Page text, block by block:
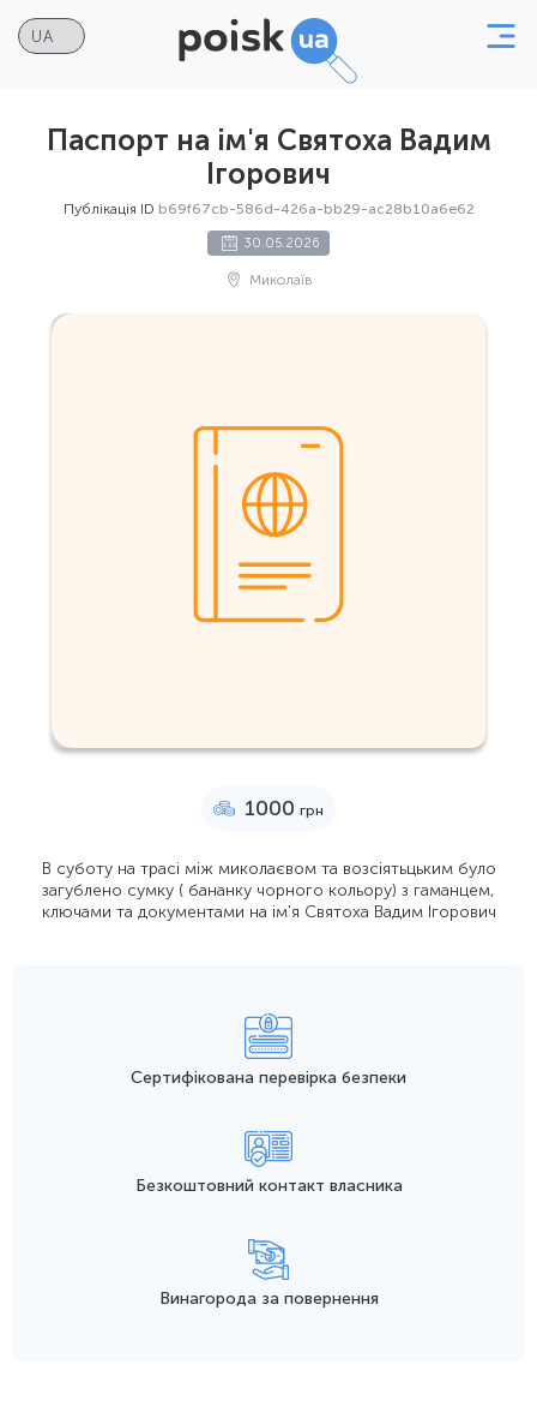
Паспорт на ім'я Святоха Вадим
Ігорович
Публікація ID b69f67cb-586d-426a-bb29-ac28b10a6e62
30.05.2026
Миколаїв
1000 грн
В суботу на трасі між миколаєвом та возсіятьцьким було
загублено сумку ( бананку чорного кольору) з гаманцем,
ключами та документами на ім'я Святоха Вадим Ігорович
Сертифікована перевірка безпеки
Безкоштовний контакт власника
Винагорода за повернення